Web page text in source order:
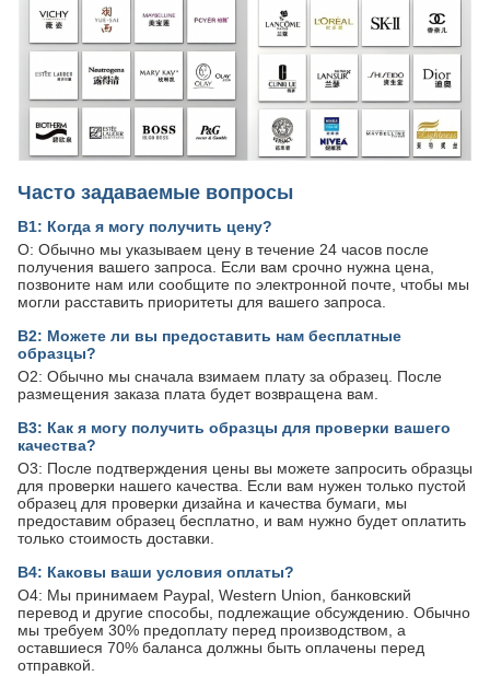
Часто задаваемые вопросы
В1: Когда я могу получить цену?
О: Обычно мы указываем цену в течение 24 часов после
получения вашего запроса. Если вам срочно нужна цена,
позвоните нам или сообщите по электронной почте, чтобы мы
могли расставить приоритеты для вашего запроса.
В2: Можете ли вы предоставить нам бесплатные
образцы?
О2: Обычно мы сначала взимаем плату за образец. После
размещения заказа плата будет возвращена вам.
В3: Как я могу получить образцы для проверки вашего
качества?
О3: После подтверждения цены вы можете запросить образцы
для проверки нашего качества. Если вам нужен только пустой
образец для проверки дизайна и качества бумаги, мы
предоставим образец бесплатно, и вам нужно будет оплатить
только стоимость доставки.
В4: Каковы ваши условия оплаты?
О4: Мы принимаем Paypal, Western Union, банковский
перевод и другие способы, подлежащие обсуждению. Обычно
мы требуем 30% предоплату перед производством, а
оставшиеся 70% баланса должны быть оплачены перед
отправкой.